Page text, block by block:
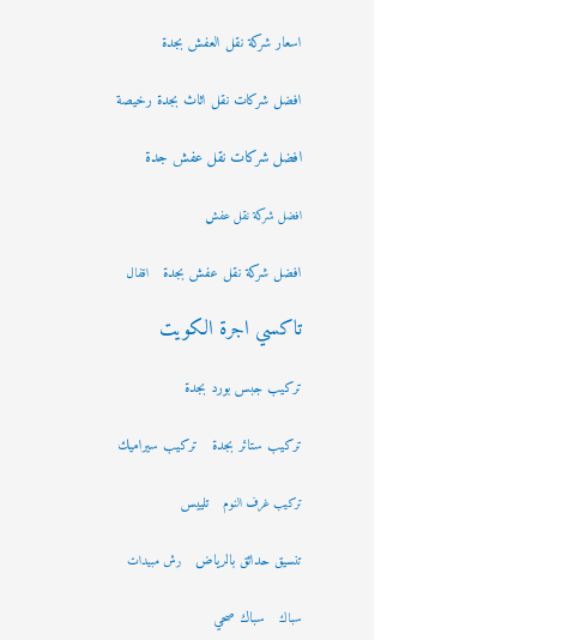
اسعار شركة نقل العفش بجدة
افضل شركات نقل اثاث بجدة رخيصة
افضل شركات نقل عفش جدة
افضل شركة نقل عفش
افضل شركة نقل عفش بجدة اقفال
تاكسي اجرة الكويت
تركيب جبس بورد بجدة
تركيب ستائر بجدة تركيب سيراميك
تركيب غرف النوم تلييس
تنسيق حدائق بالرياض رش مبيدات
سباك سباك صحي